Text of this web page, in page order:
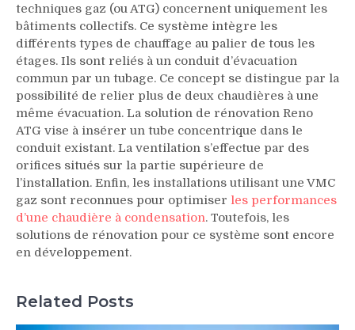
techniques gaz (ou ATG) concernent uniquement les
bâtiments collectifs. Ce système intègre les
différents types de chauffage au palier de tous les
étages. Ils sont reliés à un conduit d’évacuation
commun par un tubage. Ce concept se distingue par la
possibilité de relier plus de deux chaudières à une
même évacuation. La solution de rénovation Reno
ATG vise à insérer un tube concentrique dans le
conduit existant. La ventilation s’effectue par des
orifices situés sur la partie supérieure de
l’installation. Enfin, les installations utilisant une VMC
gaz sont reconnues pour optimiser les performances
d’une chaudière à condensation. Toutefois, les
solutions de rénovation pour ce système sont encore
en développement.
Related Posts